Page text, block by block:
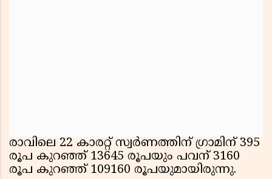
രാവിലെ 22 കാരറ്റ് സ്വർണത്തിന് ഗ്രാമിന് 395
രൂപ കുറഞ്ഞ് 13645 രൂപയും പവന് 3160
രൂപ കുറഞ്ഞ് 109160 രൂപയുമായിരുന്നു.